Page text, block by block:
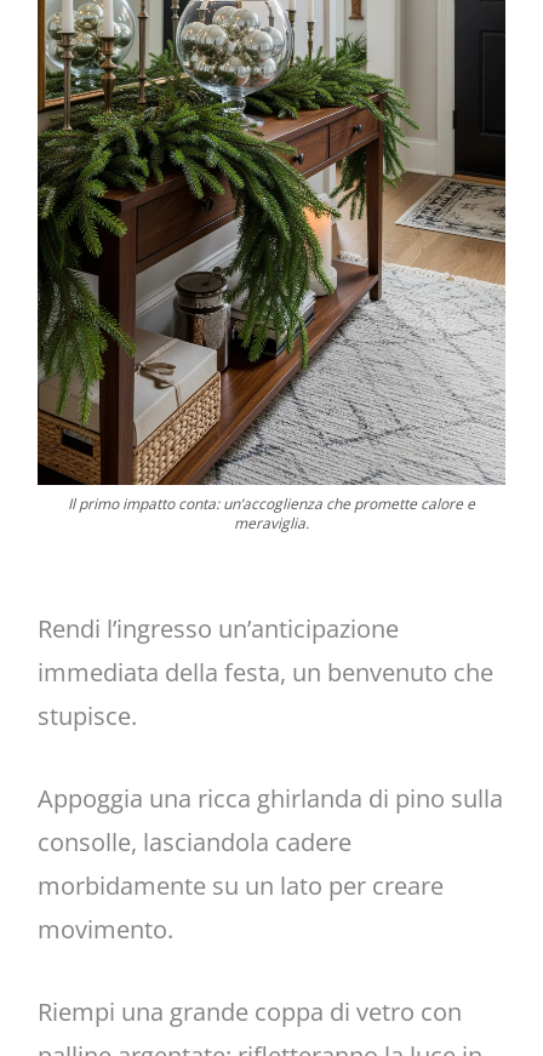
Il primo impatto conta: un’accoglienza che promette calore e
meraviglia.
Rendi l’ingresso un’anticipazione
immediata della festa, un benvenuto che
stupisce.
Appoggia una ricca ghirlanda di pino sulla
consolle, lasciandola cadere
morbidamente su un lato per creare
movimento.
Riempi una grande coppa di vetro con